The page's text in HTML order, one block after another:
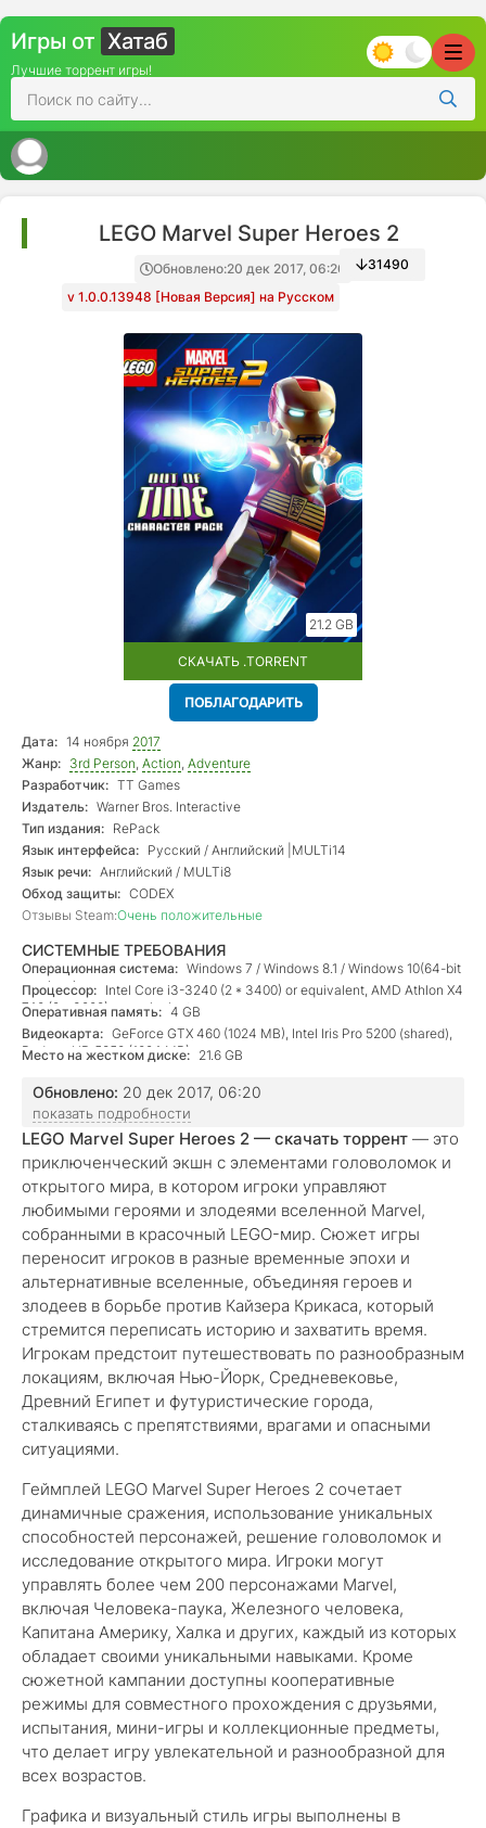
Игры от Хатаб
Лучшие торрент игры!
LEGO Marvel Super Heroes 2
Обновлено:20 дек 2017, 06:20
v 1.0.0.13948 [Новая Версия] на Русском
31490
21.2 GB
СКАЧАТЬ .TORRENT
ПОБЛАГОДАРИТЬ
Дата: 14 ноября 2017
Жанр: 3rd Person, Action, Adventure
Разработчик: TT Games
Издатель: Warner Bros. Interactive
Тип издания: RePack
Язык интерфейса: Русский / Английский |MULTi14
Язык речи: Английский / MULTi8
Обход защиты: CODEX
Отзывы Steam:Очень положительные
СИСТЕМНЫЕ ТРЕБОВАНИЯ
Операционная система: Windows 7 / Windows 8.1 / Windows 10(64-bit
versions)
Процессор: Intel Core i3-3240 (2 * 3400) or equivalent, AMD Athlon X4
740 (2 * 3200) or equivalent
Оперативная память: 4 GB
Видеокарта: GeForce GTX 460 (1024 MB), Intel Iris Pro 5200 (shared),
Radeon HD 5850 (1024 MB)
Место на жестком диске: 21.6 GB
Обновлено: 20 дек 2017, 06:20
показать подробности
LEGO Marvel Super Heroes 2 — скачать торрент — это
приключенческий экшн с элементами головоломок и
открытого мира, в котором игроки управляют
любимыми героями и злодеями вселенной Marvel,
собранными в красочный LEGO-мир. Сюжет игры
переносит игроков в разные временные эпохи и
альтернативные вселенные, объединяя героев и
злодеев в борьбе против Кайзера Крикаса, который
стремится переписать историю и захватить время.
Игрокам предстоит путешествовать по разнообразным
локациям, включая Нью-Йорк, Средневековье,
Древний Египет и футуристические города,
сталкиваясь с препятствиями, врагами и опасными
ситуациями.
Геймплей LEGO Marvel Super Heroes 2 сочетает
динамичные сражения, использование уникальных
способностей персонажей, решение головоломок и
исследование открытого мира. Игроки могут
управлять более чем 200 персонажами Marvel,
включая Человека-паука, Железного человека,
Капитана Америку, Халка и других, каждый из которых
обладает своими уникальными навыками. Кроме
сюжетной кампании доступны кооперативные
режимы для совместного прохождения с друзьями,
испытания, мини-игры и коллекционные предметы,
что делает игру увлекательной и разнообразной для
всех возрастов.
Графика и визуальный стиль игры выполнены в